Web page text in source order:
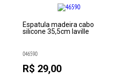
Espatula madeira cabo
silicone 35,5cm laville
046590
R$ 29,00